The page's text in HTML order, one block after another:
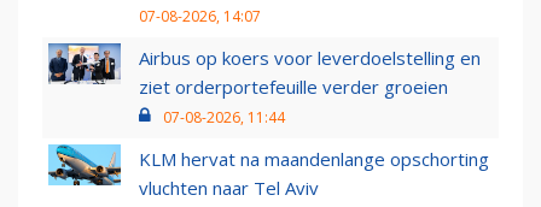
07-08-2026, 14:07
Airbus op koers voor leverdoelstelling en
ziet orderportefeuille verder groeien
07-08-2026, 11:44
KLM hervat na maandenlange opschorting
vluchten naar Tel Aviv